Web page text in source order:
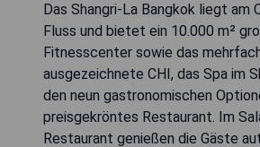
Das Shangri-La Bangkok liegt am
Fluss und bietet ein 10.000 m²
Fitnesscenter sowie das
ausgezeichnete CHI, das Spa im
den neun gastronomischen
preisgekröntes Restaurant. Im
Restaurant genießen die Gäste